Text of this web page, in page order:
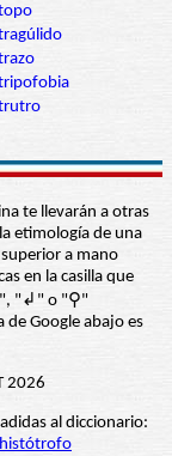
te llevarán a otras
etimología de una
a mano
en la casilla que
"↲" o "⚲"
Google abajo es
2026
al diccionario:
histótrofo